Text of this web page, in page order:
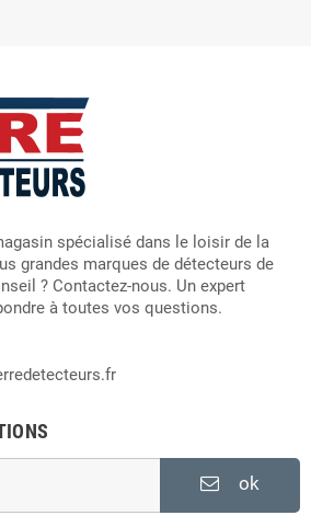
spécialisé dans le loisir de la
grandes marques de détecteurs de
? Contactez-nous. Un expert
à toutes vos questions.
ok